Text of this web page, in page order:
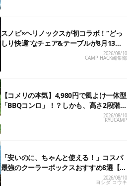
スノピ×ヘリノックスが初コラボ！“どっ
しり快適”なチェア&テーブルが8月13日
2026/08/10
CAMP HACK編集部
【コメリの本気】4,980円で風よけ一体型
「BBQコンロ」！？しかも、高さ2段階・
薄型収納できて文句なしだった
2026/08/10
RYUCAMP
「安いのに、ちゃんと使える！」コスパ
最強のクーラーボックスおすすめ8選【2
万円以下】
2026/08/10
ヨシダ コウキ